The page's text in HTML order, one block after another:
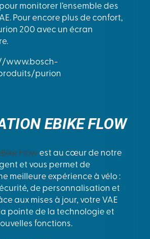
monitorer l’ensemble des
Pour encore plus de confort,
200 avec un écran
www.bosch-
purion
EBIKE FLOW
Flow est au cœur de notre
et vous permet de
meilleure expérience à vélo :
de personnalisation et
aux mises à jour, votre VAE
pointe de la technologie et
fonctions.